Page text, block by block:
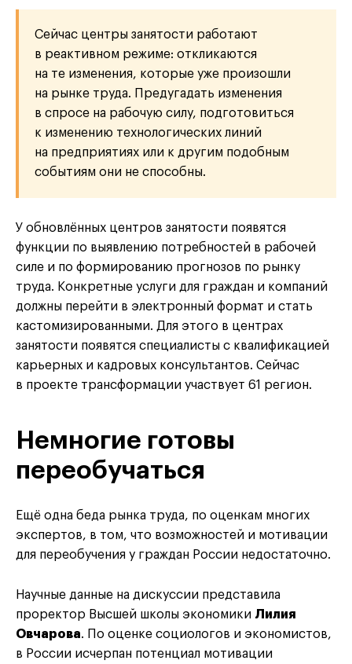
Сейчас центры занятости работают
в реактивном режиме: откликаются
на те изменения, которые уже произошли
на рынке труда. Предугадать изменения
в спросе на рабочую силу, подготовиться
к изменению технологических линий
на предприятиях или к другим подобным
событиям они не способны.
У обновлённых центров занятости появятся
функции по выявлению потребностей в рабочей
силе и по формированию прогнозов по рынку
труда. Конкретные услуги для граждан и компаний
должны перейти в электронный формат и стать
кастомизированными. Для этого в центрах
занятости появятся специалисты с квалификацией
карьерных и кадровых консультантов. Сейчас
в проекте трансформации участвует 61 регион.
Немногие готовы
переобучаться
Ещё одна беда рынка труда, по оценкам многих
экспертов, в том, что возможностей и мотивации
для переобучения у граждан России недостаточно.
Научные данные на дискуссии представила
проректор Высшей школы экономики Лилия
Овчарова. По оценке социологов и экономистов,
в России исчерпан потенциал мотивации